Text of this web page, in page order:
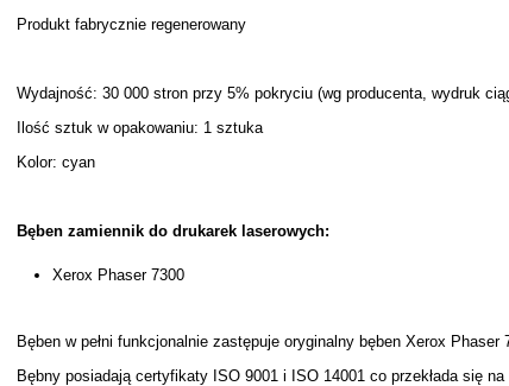
Produkt fabrycznie regenerowany
Wydajność: 30 000 stron przy 5% pokryciu (wg producenta, wydruk
Ilość sztuk w opakowaniu: 1 sztuka
Kolor: cyan
Bęben zamiennik do drukarek laserowych:
Xerox Phaser 7300
Bęben w pełni funkcjonalnie zastępuje oryginalny bęben Xerox
Bębny posiadają certyfikaty ISO 9001 i ISO 14001 co przekłada się